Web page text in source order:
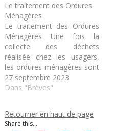
ces déchets peuvent et
doivent être triés et
valorisés depuis le 1er
janvier 2024 ! Mais que
sont ces…
Le traitement des Ordures
Ménagères
Le traitement des Ordures
Ménagères Une fois la
collecte des déchets
réalisée chez les usagers,
les ordures ménagères sont
transportées à l’UVE de
Lasse. Tous ces déchets
ensuite enfournés pour être
brûlés à 1 100°C. Les restes
27 septembre 2023
Dans "Brèves"
Retourner en haut de page
Share this...